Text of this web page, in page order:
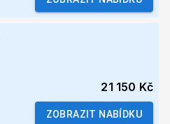
21 150 Kč
ZOBRAZIT NABÍDKU